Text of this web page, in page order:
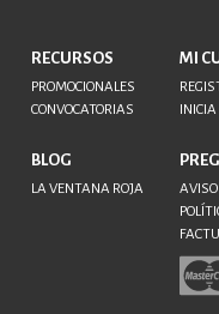
RECURSOS
PROMOCIONALES
CONVOCATORIAS
BLOG
LA VENTANA ROJA
MI
AVISO